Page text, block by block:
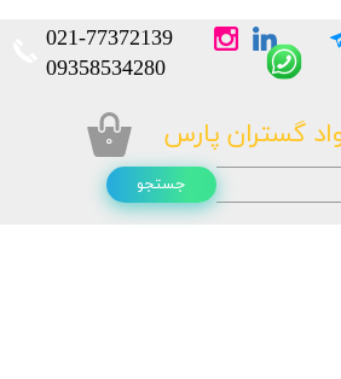
گستران پارس
021-77372139​​​​​​​
​​​​​​​09358534280
جستجو
۰